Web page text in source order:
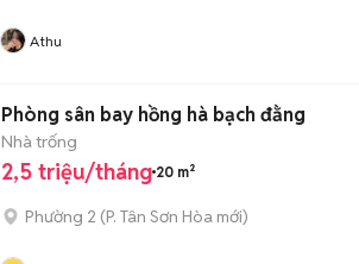
Athu
Phòng sân bay hồng hà bạch đằng
Nhà trống
2,5 triệu/tháng 20 m²
Phường 2 (P. Tân Sơn Hòa mới)